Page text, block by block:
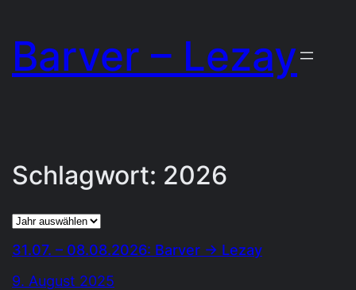
Inhalt
springen
Barver – Lezay
Schlagwort: 2026
Archiv
31.07. – 08.08.2026: Barver → Lezay
9. August 2025